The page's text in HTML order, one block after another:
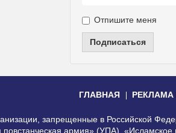
Отпишите меня
Подписаться
ГЛАВНАЯ РЕКЛАМА
запрещенные в Российской
повстанческая армия» (УПА),